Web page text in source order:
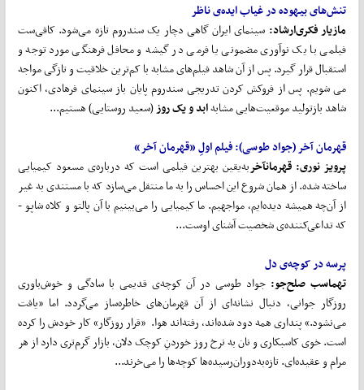
تنشهایبیهودهدرغیابایده‌یناظر
مازیار فکری‌ارشاد:سینمای ایران گاهی دچار یک سندروم تازه می‌شود. کافی‌ست
فیلمی با یک نوآوری مضمونی یا فرمی در گیشه و محافل فرهنگی مورد توجه و
استقبال قرار گیرد. پس از آن شاهد فیلم‌های مشابه با کم‌ترین خلاقیت و تازگی مواجه
می شویم. پس از فروکش کردن تدریجی سندروم پایان باز سینمای فرهادی، اکنون
شاهد بازتولید موقعیت‌هایی مشابهابدویکروز(سعید روستایی) هستیم...
قهرمان آخر (جواد طوسی):فیلم اولِ «قهرمان آخر»
پرویز نوری: قهرمانآخربه‌یقین بهترین فیلمی است که درباره‌ی مسعود کیمیایی
ساخته شده. از همان شروع این احساس را به ما منتقل می‌سازد که با مستندی به غیر
از آن‌چه همیشه دیده‌ایم، مواجهیم. ما کیمیایی را می‌بینیم با آن پالتو و کلاه شاپو -
که تداعی‌کننده‌ی شخصیت آشنای اوست...
پرسهدرکوچه‌یدل
تهماسب صلحجو: جواد طوسی در آن کوچه‌ی قدیمی با سادگی و خوش‌باوری
روزگار جوانی، دنبال نشانه‌ای از آن قهرمان‌های خاطره‌ساز می‌گردد. اما «یافت
می‌نشود.» پنداری همه دود شده‌اند، رفته‌اند هوا. «قرار روزگار» کار خودش را کرده
است. خوی کاسبکاری و نان به نرخ روز خوردنِ کوچک دلان، بازار گرم‌تری دارد از هر
مرام و عقیده‌ای. تازه‌به‌دوران‌رسیده‌ها کوچه‌ها را می‌خرند...